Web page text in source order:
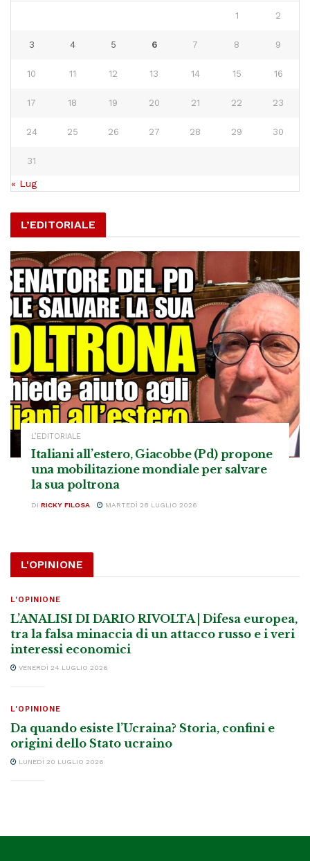
1 2
3 4 5 6 7 8 9
10 11 12 13 14 15 16
17 18 19 20 21 22 23
24 25 26 27 28 29 30
31
« Lug
L’EDITORIALE
L’EDITORIALE
Italiani all’estero, Giacobbe (Pd) propone
una mobilitazione mondiale per salvare
la sua poltrona
DI RICKY FILOSA MARTEDÌ 28 LUGLIO 2026
L'OPINIONE
L'OPINIONE
L’ANALISI DI DARIO RIVOLTA | Difesa europea,
tra la falsa minaccia di un attacco russo e i veri
interessi economici
VENERDÌ 24 LUGLIO 2026
L'OPINIONE
Da quando esiste l’Ucraina? Storia, confini e
origini dello Stato ucraino
LUNEDÌ 20 LUGLIO 2026